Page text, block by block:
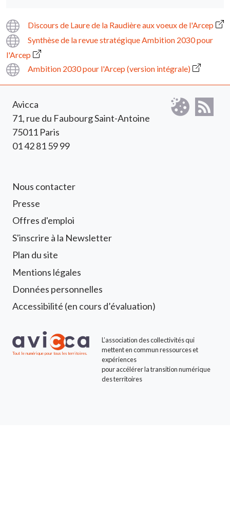
Lien
Discours de Laure de la Raudière aux voeux de l'Arcep
Synthèse de la revue stratégique Ambition 2030 pour
l'Arcep
Ambition 2030 pour l'Arcep (version intégrale)
Avicca
71, rue du Faubourg Saint-Antoine
75011 Paris
01 42 81 59 99
Footer 1 Avicca
Nous contacter
Presse
Offres d'emploi
S'inscrire à la Newsletter
Footer 2 Avicca
Plan du site
Mentions légales
Données personnelles
Accessibilité (en cours d’évaluation)
Tout le numérique pour tous les territoires.
L’association des collectivités qui
mettent en commun ressources et
expériences
pour accélérer la transition numérique
des territoires